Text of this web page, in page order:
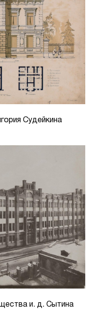
Судейкина
и. д. Сытина